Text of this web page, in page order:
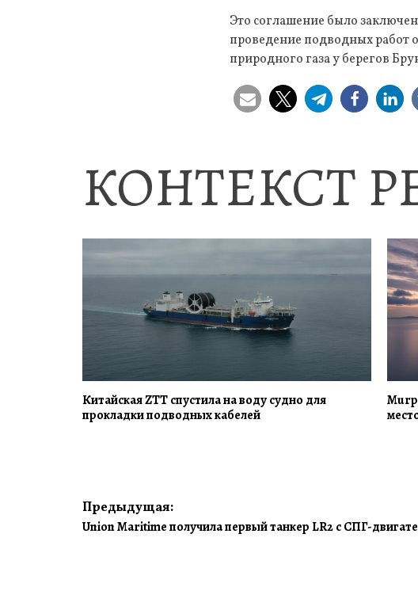
Это соглашение было
проведение подводных работ
природного газа у берегов
КОНТЕКСТ
Китайская ZTT спустила на воду судно для
прокладки подводных кабелей
Навигация
Предыдущая:
Union Maritime получила первый танкер LR2 с СПГ-